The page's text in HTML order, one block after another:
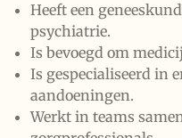
Heeft een
psychiatrie.
Is bevoegd om
Is gespecialiseerd in
aandoeningen.
Werkt in teams